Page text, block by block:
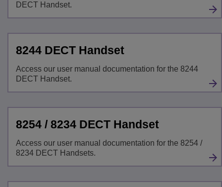
DECT Handset.
8244 DECT Handset
Access our user manual documentation for the 8244
DECT Handset.
8254 / 8234 DECT Handset
Access our user manual documentation for the 8254 /
8234 DECT Handsets.